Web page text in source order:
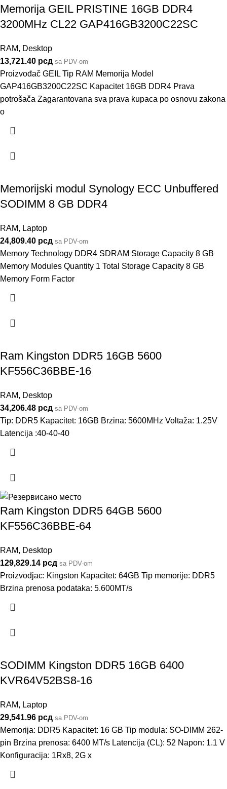
Memorija GEIL PRISTINE 16GB DDR4
3200MHz CL22 GAP416GB3200C22SC
RAM, Desktop
13,721.40 рсд sa PDV-om
Proizvođač GEIL Tip RAM Memorija Model
GAP416GB3200C22SC Kapacitet 16GB DDR4 Prava
potrošača Zagarantovana sva prava kupaca po osnovu zakona
o
Memorijski modul Synology ECC Unbuffered
SODIMM 8 GB DDR4
RAM, Laptop
24,809.40 рсд sa PDV-om
Memory Technology DDR4 SDRAM Storage Capacity 8 GB
Memory Modules Quantity 1 Total Storage Capacity 8 GB
Memory Form Factor
Ram Kingston DDR5 16GB 5600
KF556C36BBE-16
RAM, Desktop
34,206.48 рсд sa PDV-om
Tip: DDR5 Kapacitet: 16GB Brzina: 5600MHz Voltaža: 1.25V
Latencija :40-40-40
Ram Kingston DDR5 64GB 5600
KF556C36BBE-64
RAM, Desktop
129,829.14 рсд sa PDV-om
Proizvodjac: Kingston Kapacitet: 64GB Tip memorije: DDR5
Brzina prenosa podataka: 5.600MT/s
SODIMM Kingston DDR5 16GB 6400
KVR64V52BS8-16
RAM, Laptop
29,541.96 рсд sa PDV-om
Memorija: DDR5 Kapacitet: 16 GB Tip modula: SO-DIMM 262-
pin Brzina prenosa: 6400 MT/s Latencija (CL): 52 Napon: 1.1 V
Konfiguracija: 1Rx8, 2G x